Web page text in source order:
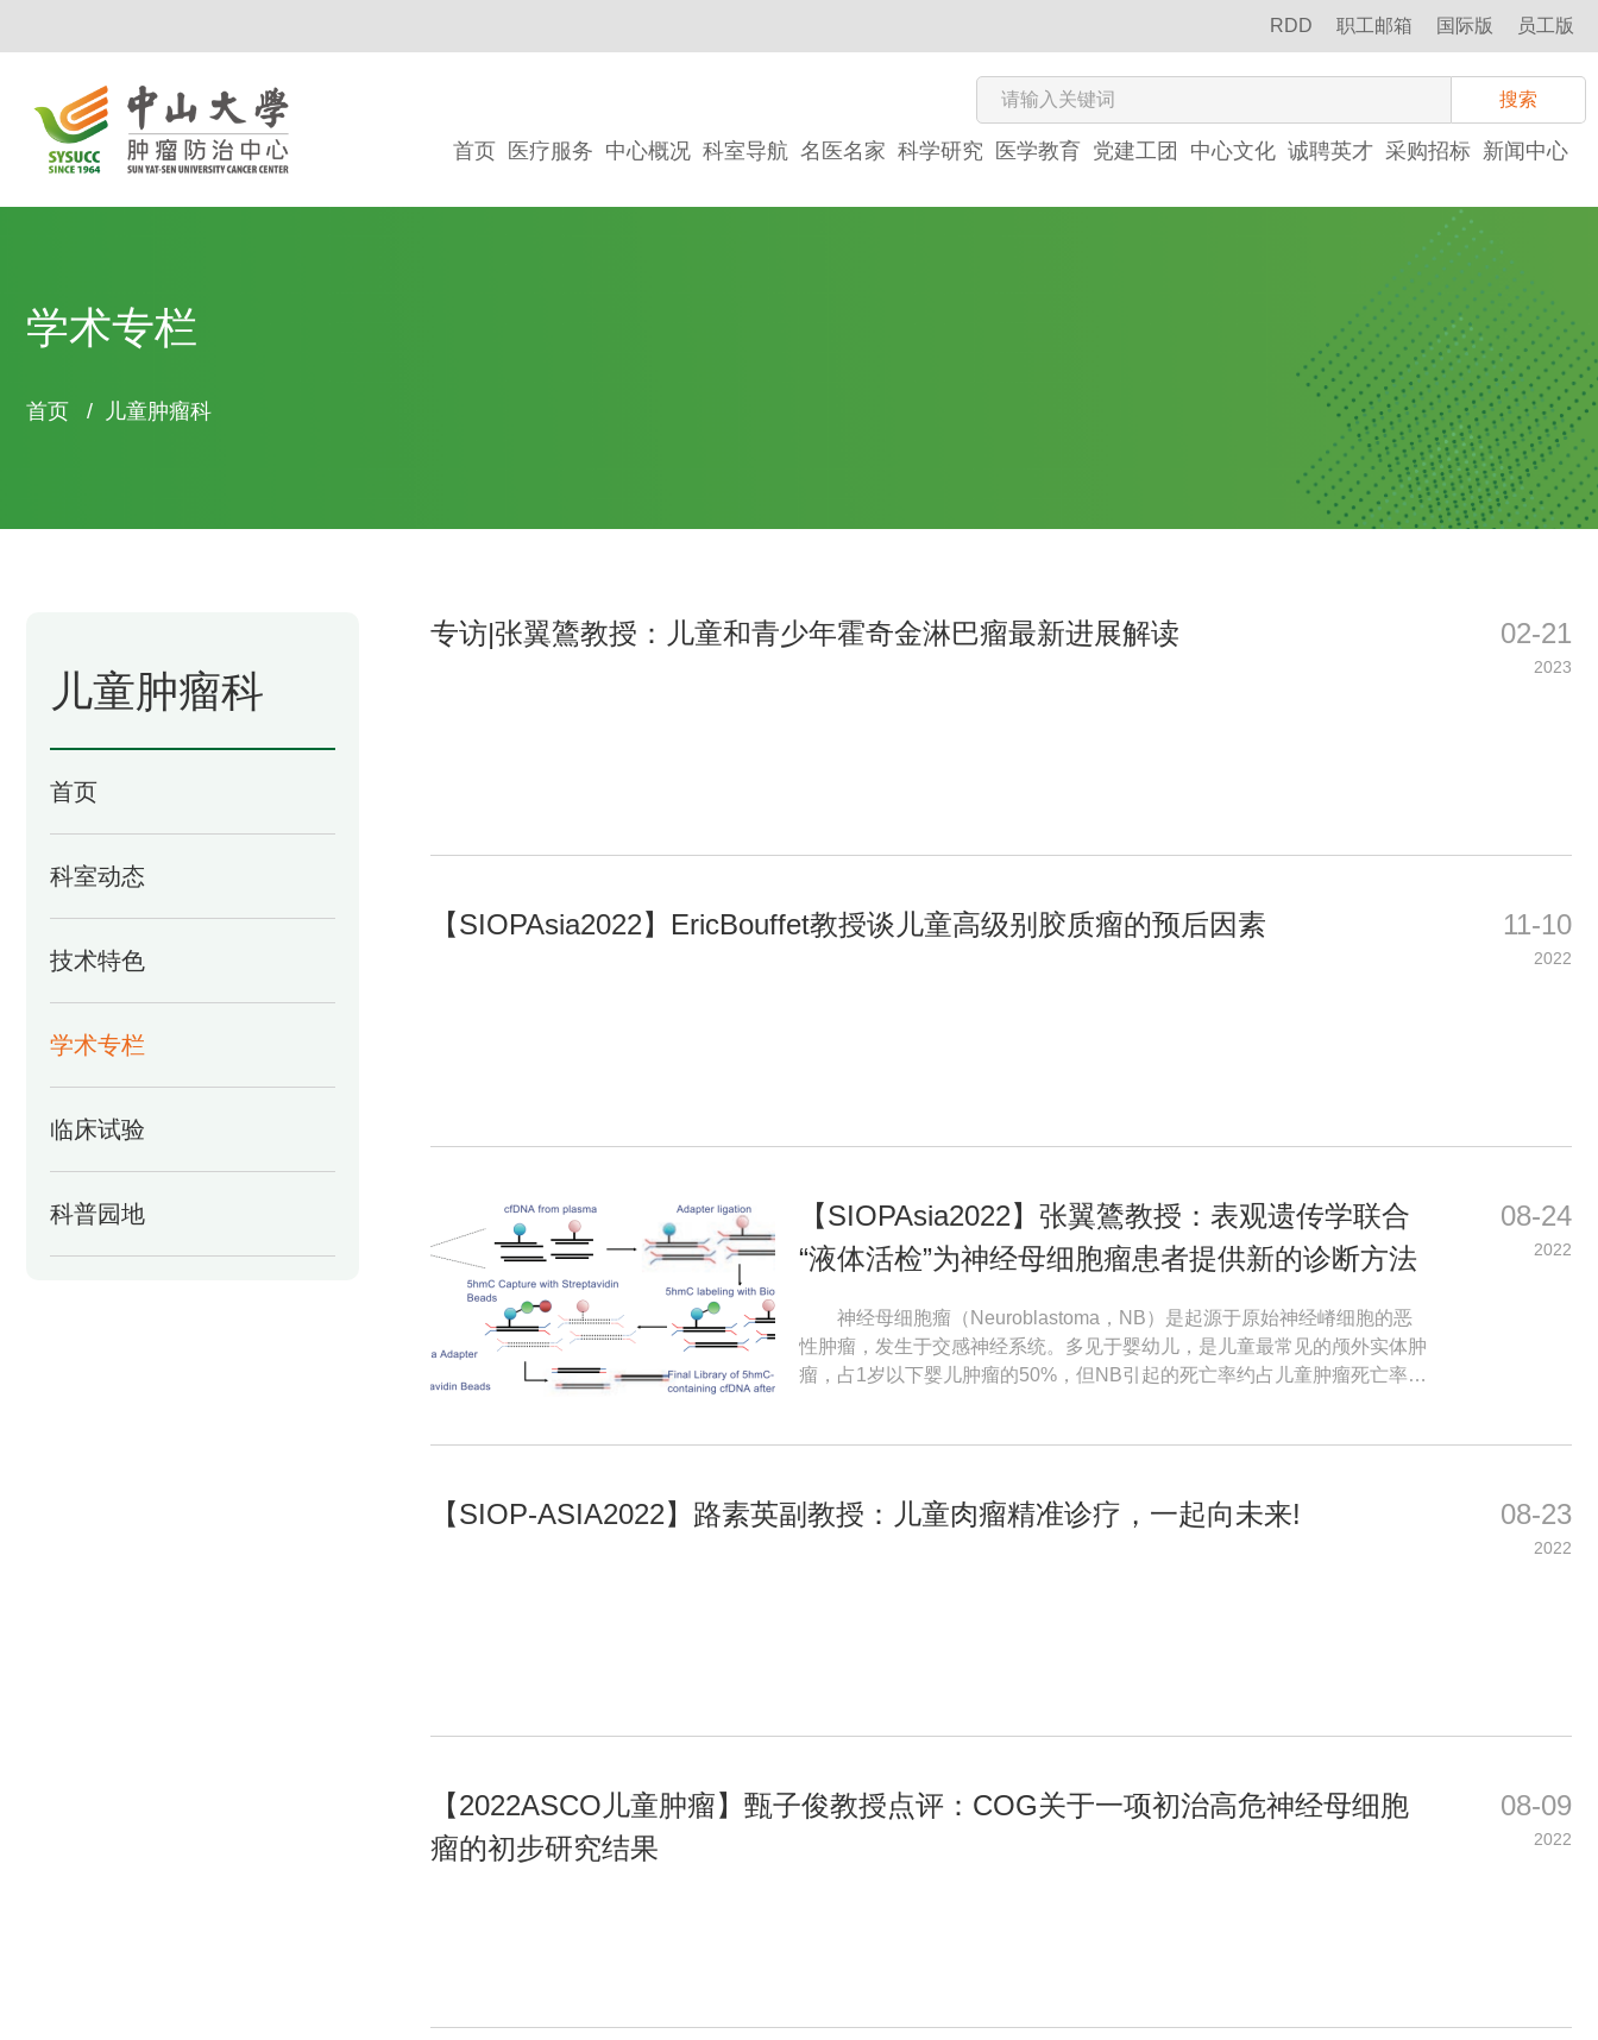
RDD 职工邮箱 国际版 员工版
搜索
首页 医疗服务 中心概况 科室导航 名医名家 科学研究 医学教育 党建工团 中心文化 诚聘英才 采购招标 新闻中心
学术专栏
面
屑
首页 / 儿童肿瘤科
儿童肿瘤科
首页
科室动态
技术特色
学术专栏
临床试验
科普园地
专访|张翼鷟教授：儿童和青少年霍奇金淋巴瘤最新进展解读 02-21
2023
【SIOPAsia2022】EricBouffet教授谈儿童高级别胶质瘤的预后因素 11-10
2022
【SIOPAsia2022】张翼鷟教授：表观遗传学联合
“液体活检”为神经母细胞瘤患者提供新的诊断方法
性肿瘤，发生于交感神经系统。多见于婴幼儿，是儿童最常见的颅外实体肿
瘤，占1岁以下婴儿肿瘤的50%，但NB引起的死亡率约占儿童肿瘤死亡率的
40%左右的高危患者死于疾病的转移和进展，是儿童实体肿瘤中亟待开发新
08-24
2022
【SIOP-ASIA2022】路素英副教授：儿童肉瘤精准诊疗，一起向未来! 08-23
2022
【2022ASCO儿童肿瘤】甄子俊教授点评：COG关于一项初治高危神经母细胞
瘤的初步研究结果
08-09
2022